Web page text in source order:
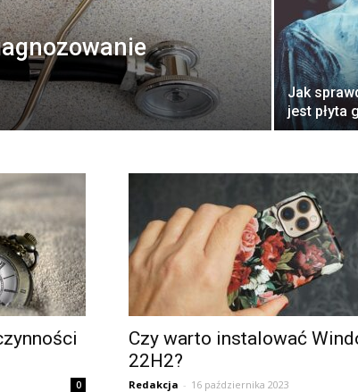
Jak
jest płyta
0
Czy warto instalować
22H2?
Redakcja - 16 października 2023